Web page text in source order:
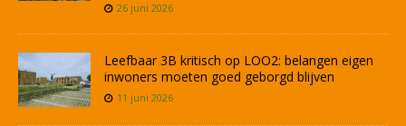
26 juni 2026
Leefbaar 3B kritisch op LOO2: belangen eigen
inwoners moeten goed geborgd blijven
11 juni 2026